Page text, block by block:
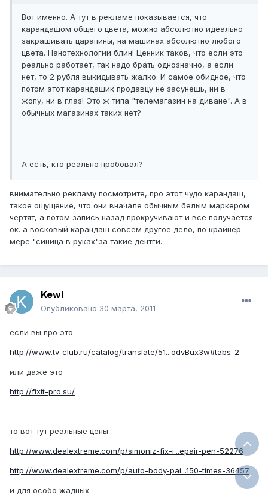
Вот именно. А тут в рекламе показывается, что
карандашом общего цвета, можно абсолютно идеально
закрашивать царапины, на машинах абсолютно любого
цвета. Нанотехнологии блин! Ценник таков, что если это
реально работает, так надо брать однозначно, а если
нет, то 2 рубля выкидывать жалко. И самое обидное, что
потом этот карандашик продавцу не засунешь, ни в
жопу, ни в глаз! Это ж типа "телемагазин на диване". А в
обычных магазинах таких нет?
А есть, кто реально пробовал?
внимательно рекламу посмотрите, про этот чудо карандаш,
такое ощущение, что они вначале обычным белым маркером
чертят, а потом запись назад прокручивают и всё получается
ок. а восковый карандаш совсем другое дело, по крайнер
мере "синица в руках"за такие дентги.
Kewl
Опубликовано 30 марта, 2011
если вы про это
http://www.tv-club.ru/catalog/translate/51...odvBux3w#tabs-2
или даже это
http://fixit-pro.su/
то вот тут реальные цены
http://www.dealextreme.com/p/simoniz-fix-i...epair-pen-52276
http://www.dealextreme.com/p/auto-body-pai...150-times-36457
и для особо жадных